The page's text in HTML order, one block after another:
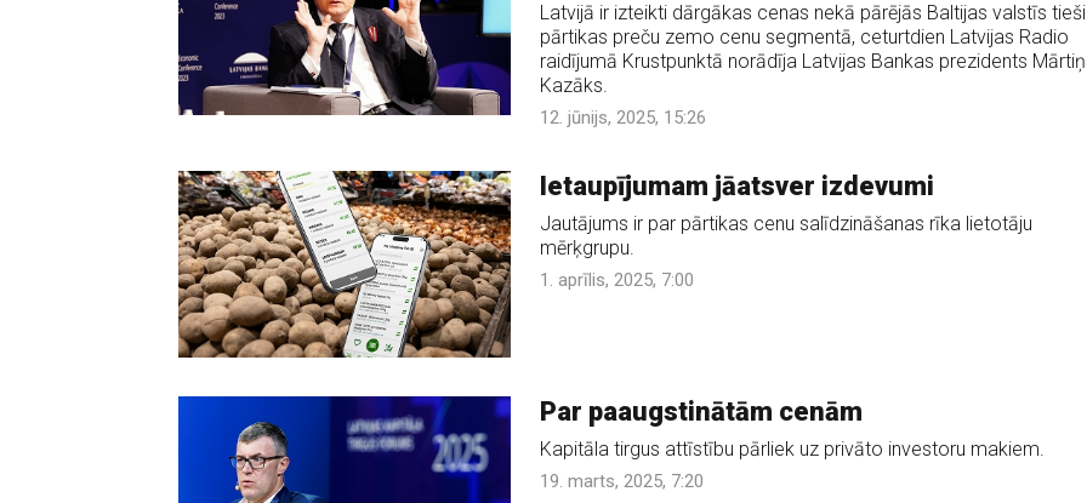
Latvijā ir izteikti dārgākas cenas nekā pārējās Baltijas valstīs tieši
pārtikas preču zemo cenu segmentā, ceturtdien Latvijas Radio
raidījumā Krustpunktā norādīja Latvijas Bankas prezidents
Kazāks.
12. jūnijs, 2025, 15:26
Ietaupījumam jāatsver izdevumi
Jautājums ir par pārtikas cenu salīdzināšanas rīka lietotāju
mērķgrupu.
1. aprīlis, 2025, 7:00
Par paaugstinātām cenām
Kapitāla tirgus attīstību pārliek uz privāto investoru makiem.
19. marts, 2025, 7:20